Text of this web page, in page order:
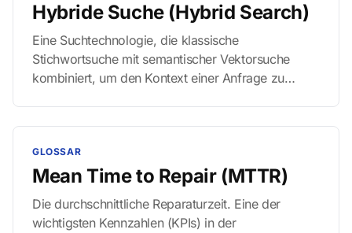
Hybride Suche (Hybrid Search)
Eine Suchtechnologie, die klassische
Stichwortsuche mit semantischer Vektorsuche
kombiniert, um den Kontext einer Anfrage zu
GLOSSAR
Mean Time to Repair (MTTR)
Die durchschnittliche Reparaturzeit. Eine der
wichtigsten Kennzahlen (KPIs) in der